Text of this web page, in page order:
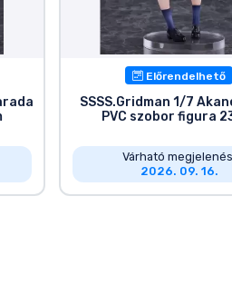
Előrendelhető
SSSS.Gridman 1/7
PVC szobor figura
Várható
2026. 09. 16.